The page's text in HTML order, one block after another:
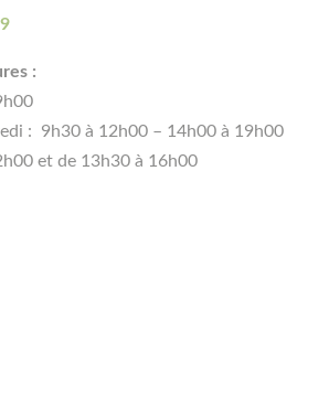
:
: 9h30 à 12h00 – 14h00 à 19h00
et de 13h30 à 16h00